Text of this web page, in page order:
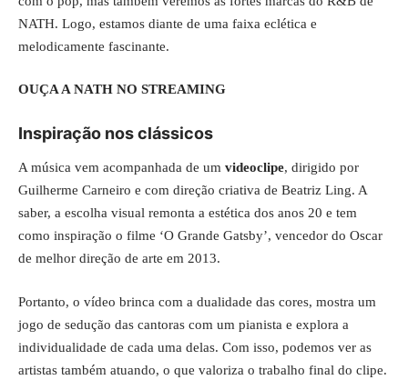
NATH. Logo, estamos diante de uma faixa eclética e
melodicamente fascinante.
OUÇA A NATH NO STREAMING
Inspiração nos clássicos
A música vem acompanhada de um videoclipe, dirigido por
Guilherme Carneiro e com direção criativa de Beatriz Ling. A
saber, a escolha visual remonta a estética dos anos 20 e tem
como inspiração o filme ‘O Grande Gatsby’, vencedor do Oscar
de melhor direção de arte em 2013.
Portanto, o vídeo brinca com a dualidade das cores, mostra um
jogo de sedução das cantoras com um pianista e explora a
individualidade de cada uma delas. Com isso, podemos ver as
artistas também atuando, o que valoriza o trabalho final do clipe.